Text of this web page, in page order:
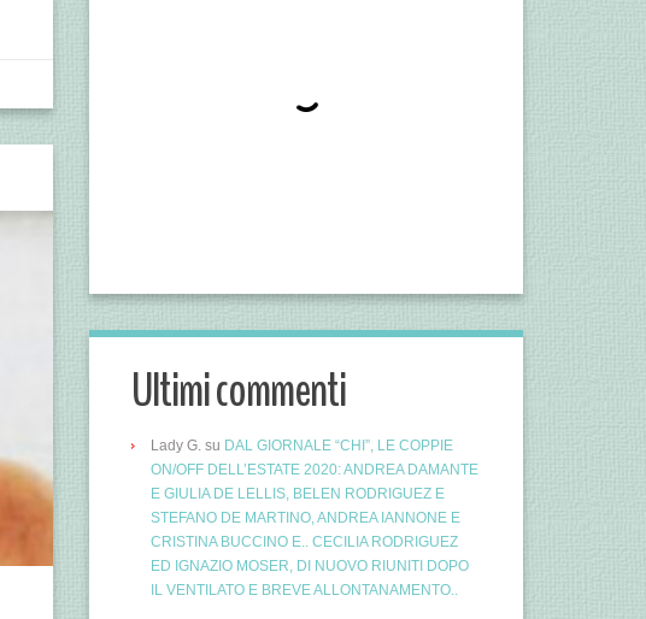
Ultimi commenti
Lady G. su DAL GIORNALE “CHI”, LE COPPIE
ON/OFF DELL’ESTATE 2020: ANDREA DAMANTE
E GIULIA DE LELLIS, BELEN RODRIGUEZ E
STEFANO DE MARTINO, ANDREA IANNONE E
CRISTINA BUCCINO E.. CECILIA RODRIGUEZ
ED IGNAZIO MOSER, DI NUOVO RIUNITI DOPO
IL VENTILATO E BREVE ALLONTANAMENTO..